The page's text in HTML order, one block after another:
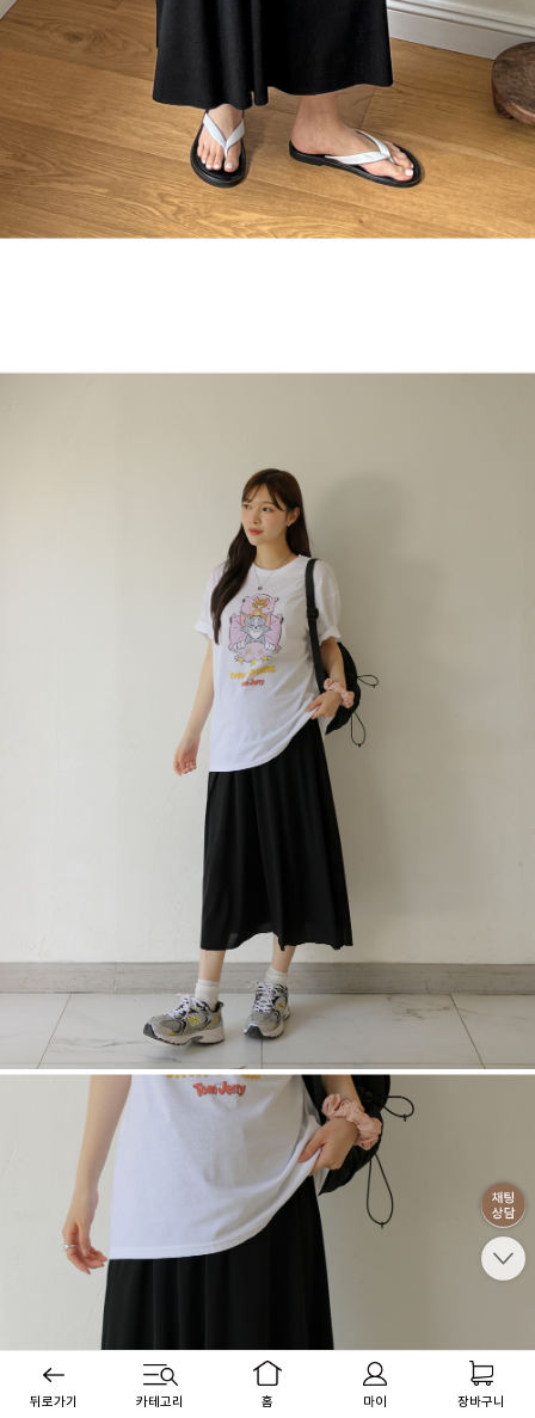
뒤로가기 카테고리 홈 마이 장바구니